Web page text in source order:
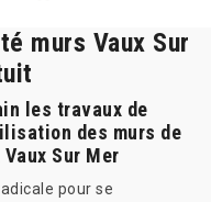
murs Vaux Sur
les travaux de
des murs de
Sur Mer
pour se